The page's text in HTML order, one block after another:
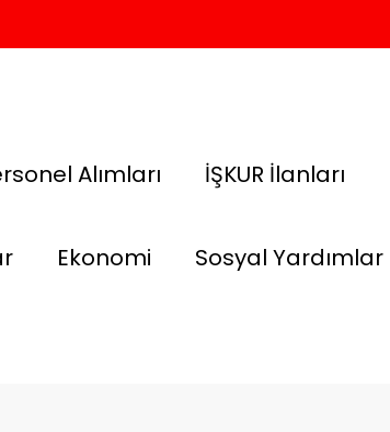
Alımları İŞKUR İlanları
Ekonomi Sosyal Yardımlar